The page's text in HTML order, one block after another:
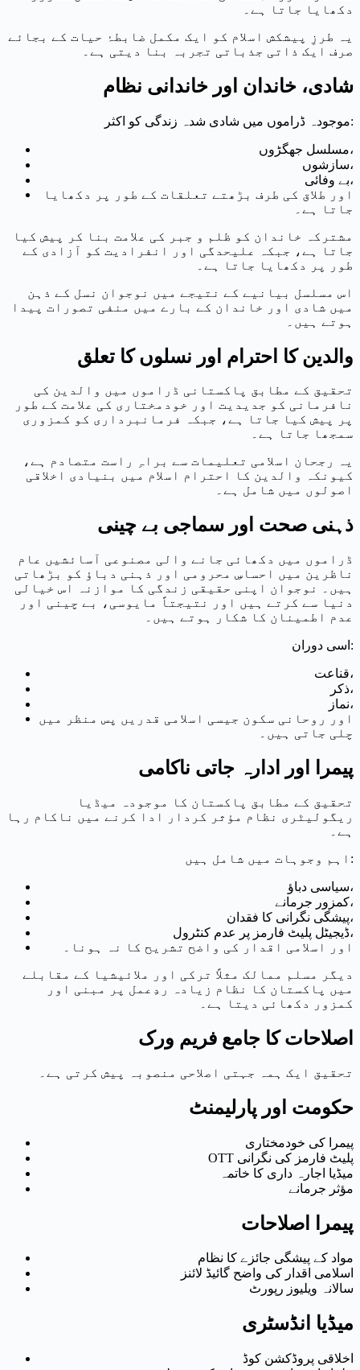
دکھایا جاتا ہے۔
یہ طرزِ پیشکش اسلام کو ایک مکمل ضابطۂ حیات کے بجائے
صرف ایک ذاتی جذباتی تجربہ بنا دیتی ہے۔
شادی، خاندان اور خاندانی نظام
موجودہ ڈراموں میں شادی شدہ زندگی کو اکثر:
مسلسل جھگڑوں،
سازشوں،
بے وفائی،
اور طلاق کی طرف بڑھتے تعلقات کے طور پر دکھایا
جاتا ہے۔
مشترکہ خاندان کو ظلم و جبر کی علامت بنا کر پیش کیا
جاتا ہے، جبکہ علیحدگی اور انفرادیت کو آزادی کے
طور پر دکھایا جاتا ہے۔
اس مسلسل بیانیے کے نتیجے میں نوجوان نسل کے ذہن
میں شادی اور خاندان کے بارے میں منفی تصورات پیدا
ہوتے ہیں۔
والدین کا احترام اور نسلوں کا تعلق
تحقیق کے مطابق پاکستانی ڈراموں میں والدین کی
نافرمانی کو جدیدیت اور خودمختاری کی علامت کے طور
پر پیش کیا جاتا ہے، جبکہ فرمانبرداری کو کمزوری
سمجھا جاتا ہے۔
یہ رجحان اسلامی تعلیمات سے براہِ راست متصادم ہے،
کیونکہ والدین کا احترام اسلام میں بنیادی اخلاقی
اصولوں میں شامل ہے۔
ذہنی صحت اور سماجی بے چینی
ڈراموں میں دکھائی جانے والی مصنوعی آسائشیں عام
ناظرین میں احساسِ محرومی اور ذہنی دباؤ کو بڑھاتی
ہیں۔ نوجوان اپنی حقیقی زندگی کا موازنہ اس خیالی
دنیا سے کرتے ہیں اور نتیجتاً مایوسی، بے چینی اور
عدم اطمینان کا شکار ہوتے ہیں۔
اسی دوران:
قناعت،
ذکر،
نماز،
اور روحانی سکون جیسی اسلامی قدریں پس منظر میں
چلی جاتی ہیں۔
پیمرا اور ادارہ جاتی ناکامی
تحقیق کے مطابق پاکستان کا موجودہ میڈیا
ریگولیٹری نظام مؤثر کردار ادا کرنے میں ناکام رہا
ہے۔
اہم وجوہات میں شامل ہیں:
سیاسی دباؤ،
کمزور جرمانے،
پیشگی نگرانی کا فقدان،
ڈیجیٹل پلیٹ فارمز پر عدم کنٹرول،
اور اسلامی اقدار کی واضح تشریح کا نہ ہونا۔
دیگر مسلم ممالک مثلاً ترکی اور ملائیشیا کے مقابلے
میں پاکستان کا نظام زیادہ ردِعمل پر مبنی اور
کمزور دکھائی دیتا ہے۔
اصلاحات کا جامع فریم ورک
تحقیق ایک ہمہ جہتی اصلاحی منصوبہ پیش کرتی ہے۔
حکومت اور پارلیمنٹ
پیمرا کی خودمختاری
OTT پلیٹ فارمز کی نگرانی
میڈیا اجارہ داری کا خاتمہ
مؤثر جرمانے
پیمرا اصلاحات
مواد کے پیشگی جائزے کا نظام
اسلامی اقدار کی واضح گائیڈ لائنز
سالانہ ویلیوز رپورٹ
میڈیا انڈسٹری
اخلاقی پروڈکشن کوڈ